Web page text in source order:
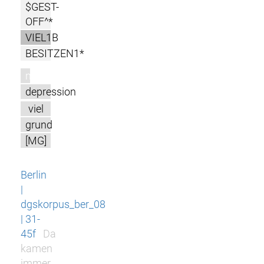
$GEST-
OFF^*
VIEL1B
BESITZEN1*
m
depression
viel
grund
[MG]
Berlin
|
dgskorpus_ber_08
| 31-
45f
Da
kamen